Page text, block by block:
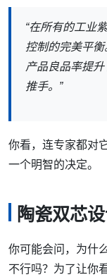
“在所有的工业
控制的完美平
产品良品率提
推手。”
你看，连专家都对
一个明智的决定。
陶瓷双芯
你可能会问，为什
不行吗？为了让你